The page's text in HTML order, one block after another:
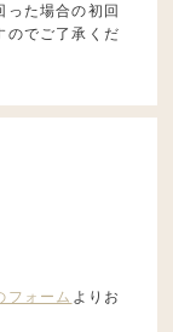
った場合の初回
のでご了承くだ
フォーム よりお